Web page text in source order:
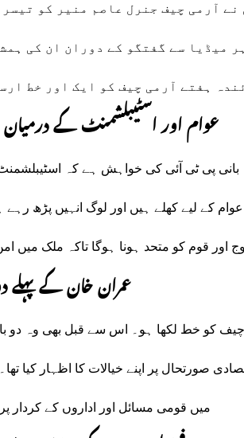
آرمی چیف جنرل عاصم منیر کو
میڈیا سے گفتگو کے دوران ان کی
ہفتے آرمی چیف کو ایک اور خط
عوام اور اسٹیبلشمنٹ کے
بانی پی ٹی آئی کی خواہش ہے کہ
کے لیے کھلے ہیں اور لوگ انہیں پڑھ رہے
قوم کو متحد ہونا ہوگا تاکہ ملک میں
عمران خان کے پہلے
چیف کو خط لکھا ہو۔ اس سے قبل بھی وہ
صورتحال پر اپنے خیالات کا اظہار کیا
میں قومی مسائل اور اداروں کے کردار